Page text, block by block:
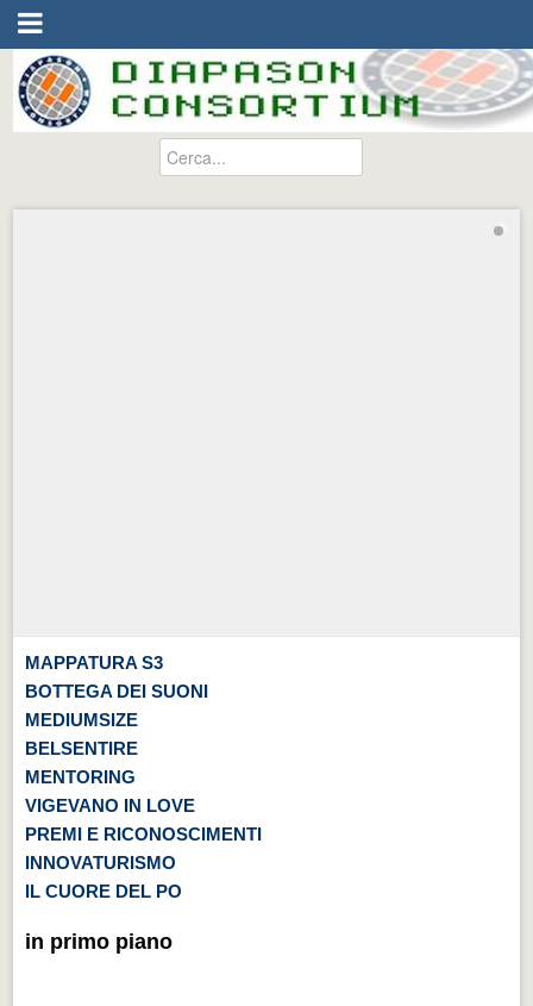
MAPPATURA S3
BOTTEGA DEI SUONI
MEDIUMSIZE
BELSENTIRE
MENTORING
VIGEVANO IN LOVE
PREMI E RICONOSCIMENTI
INNOVATURISMO
IL CUORE DEL PO
in primo piano